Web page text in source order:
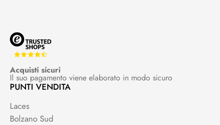
Acquisti sicuri
Il suo pagamento viene elaborato in modo sicuro
PUNTI VENDITA
Laces
Bolzano Sud